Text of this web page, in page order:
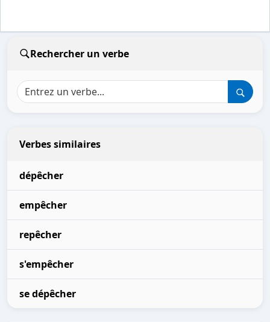
Rechercher un verbe
Verbes similaires
dépêcher
empêcher
repêcher
s'empêcher
se dépêcher